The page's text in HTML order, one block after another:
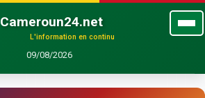
Cameroun24.net
L'information en continu
09/08/2026